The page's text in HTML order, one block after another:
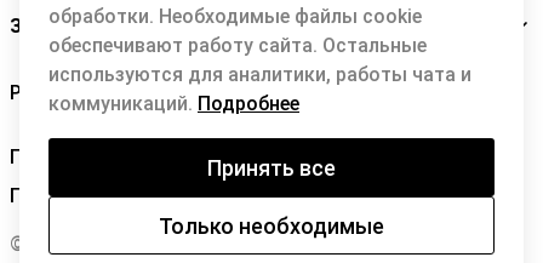
Заботимся о вас
Правила Backit
Политика конфиденциальности
© 2026 Backit Development Team
обработки. Необходимые файлы cookie
обеспечивают работу сайта. Остальные
используются для аналитики, работы чата и
коммуникаций. Подробнее
Принять все
Только необходимые